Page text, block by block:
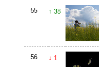
55 ↑ 38
56 ↓ 1